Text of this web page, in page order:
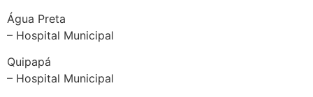
Água Preta
– Hospital Municipal
Quipapá
– Hospital Municipal